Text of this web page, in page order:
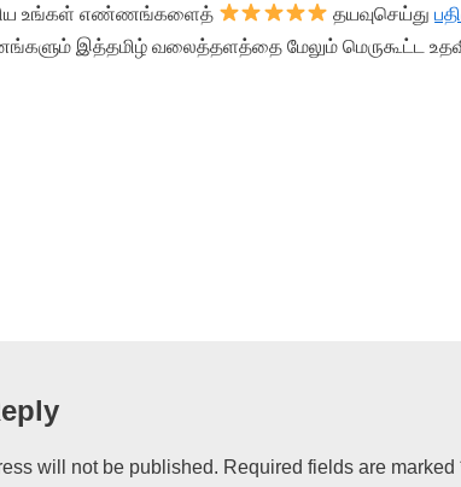
உங்கள் எண்ணங்களைத் தயவுசெய்து
இத்தமிழ் வலைத்தளத்தை மேலும் மெருகூட்ட
will not be published. Required fields are marked